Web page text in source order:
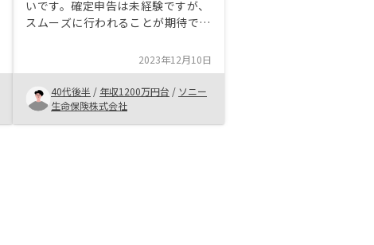
いです。確定申告は未経験ですが、
スムーズに行われることが期待でき
でローン手続きまで一気通貫ででき
ます。 担当者の方の説明はポイン
トが絞られておりわかりやすいで
す。資産管理のアプリとリノシーバ
ンクのアプリが分かれているので煩
2023年12月10日
40代後半 / 年収1200万円台 / ソニー
生命保険株式会社